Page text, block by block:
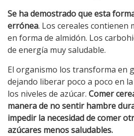
Se ha demostrado que esta
errónea. Los cereales contienen
en forma de almidón. Los
de energía muy saludable.
El organismo los transforma en
dejando liberar poco a poco en
los niveles de azúcar. Comer
manera de no sentir hambre
impedir la necesidad de comer
azúcares menos saludables.